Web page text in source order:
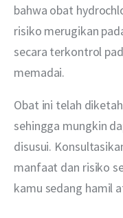
bahwa obat
risiko merugikan
secara terkontrol
memadai.
Obat ini telah
sehingga mungkin
disusui.
manfaat dan risiko
kamu sedang hamil